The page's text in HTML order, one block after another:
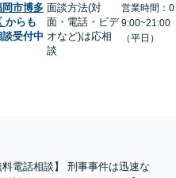
岡市博多
からも
談受付中
面談方法(対
面・電話・ビデ
オなど)は応相
談
営業時間：0
9:00~21:00
（平日）
電話相談】 刑事事件は迅速な